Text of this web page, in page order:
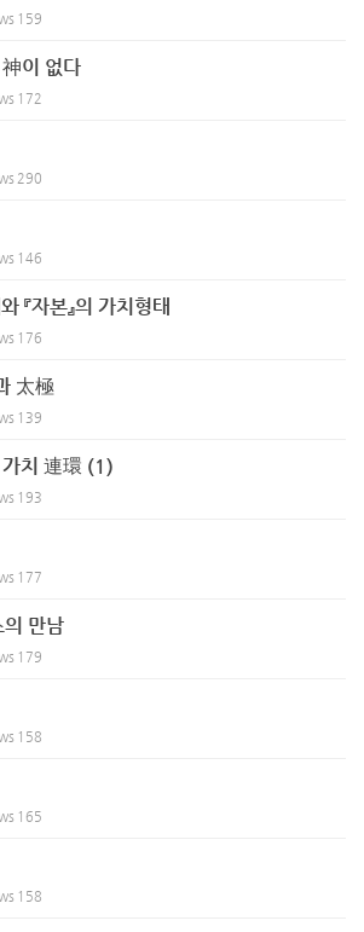
159
神이 없다
172
290
146
『자본』의 가치형태
176
太極
139
가치 連環 (1)
193
177
의 만남
179
158
165
158